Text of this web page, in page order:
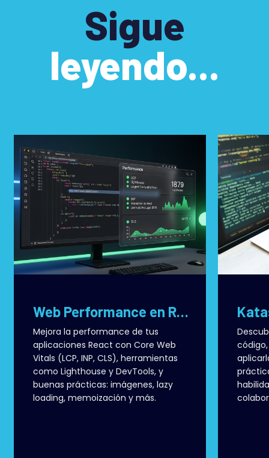
Sigue
leyendo...
Web Performance en React: Claves, Métricas y Buenas Prácticas
Mejora la performance de tus
aplicaciones React con Core Web
Vitals (LCP, INP, CLS), herramientas
como Lighthouse y DevTools, y
buenas prácticas: imágenes, lazy
loading, memoización y más.